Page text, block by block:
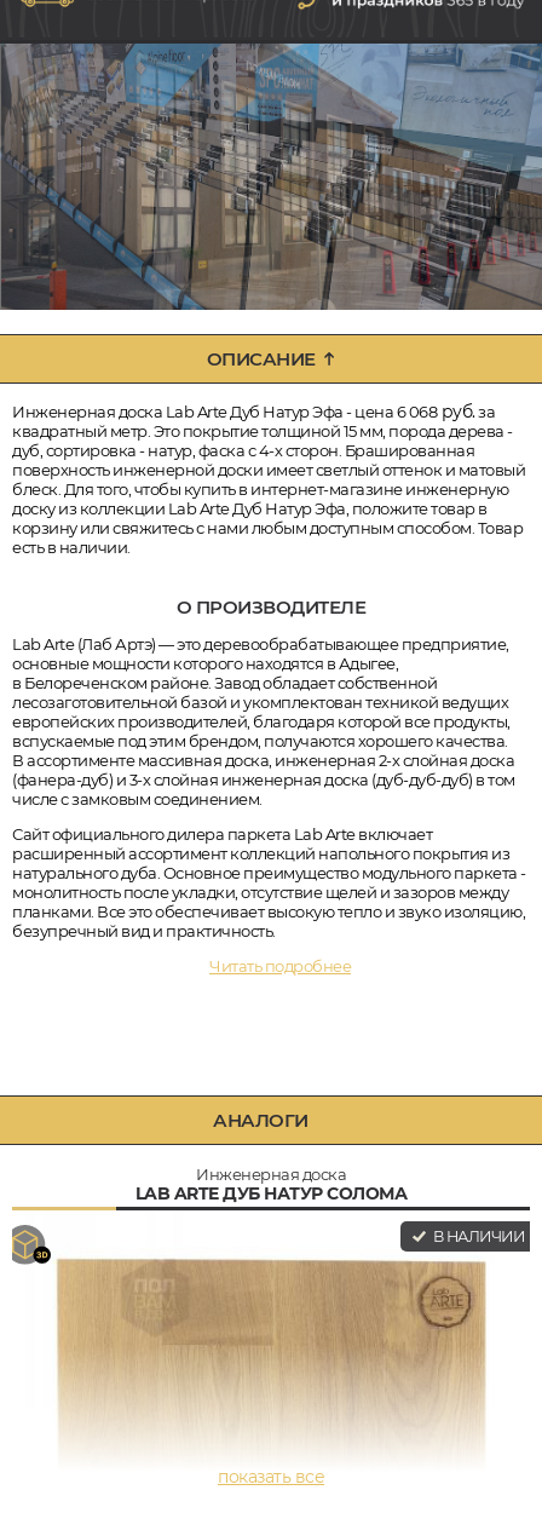
ОПИСАНИЕ
Инженерная доска Lab Arte Дуб Натур Эфа - цена 6 068руб.за
квадратный метр. Это покрытие толщиной 15 мм, порода дерева -
дуб, сортировка - натур, фаска с 4-х сторон. Брашированная
поверхность инженерной доски имеет светлый оттенок и матовый
блеск. Для того, чтобы купить в интернет-магазине инженерную
доску из коллекции Lab Arte Дуб Натур Эфа, положите товар в
корзину или свяжитесь с нами любым доступным способом. Товар
есть в наличии.
О ПРОИЗВОДИТЕЛЕ
Lab Arte (Лаб Артэ) — это деревообрабатывающее предприятие,
основные мощности которого находятся в Адыгее,
в Белореченском районе. Завод обладает собственной
лесозаготовительной базой и укомплектован техникой ведущих
европейских производителей, благодаря которой все продукты,
вспускаемые под этим брендом, получаются хорошего качества.
В ассортименте массивная доска, инженерная 2-х слойная доска
(фанера-дуб) и 3-х слойная инженерная доска (дуб-дуб-дуб) в том
числе с замковым соединением.
Сайт официального дилера паркета Lab Arte включает
расширенный ассортимент коллекций напольного покрытия из
натурального дуба. Основное преимущество модульного паркета -
монолитность после укладки, отсутствие щелей и зазоров между
планками. Все это обеспечивает высокую тепло и звуко изоляцию,
безупречный вид и практичность.
Читать подробнее
АНАЛОГИ
Инженерная доска
LAB ARTE ДУБ НАТУР СОЛОМА
В НАЛИЧИИ